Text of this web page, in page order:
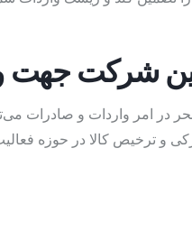
شرکت جهت
در امر واردات و صادرات
و ترخیص کالا در حوزه